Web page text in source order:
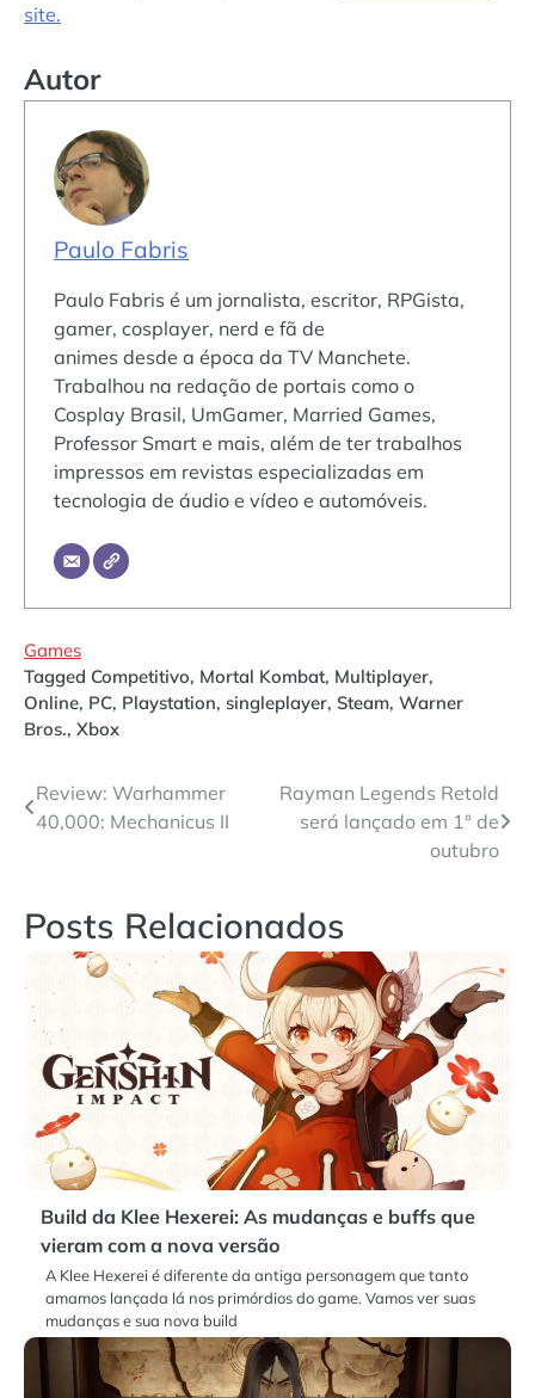
site.
Autor
Paulo Fabris
Paulo Fabris é um jornalista, escritor, RPGista,
gamer, cosplayer, nerd e fã de
animes desde a época da TV Manchete.
Trabalhou na redação de portais como o
Cosplay Brasil, UmGamer, Married Games,
Professor Smart e mais, além de ter trabalhos
impressos em revistas especializadas em
tecnologia de áudio e vídeo e automóveis.
Games
Tagged Competitivo, Mortal Kombat, Multiplayer,
Online, PC, Playstation, singleplayer, Steam, Warner
Bros., Xbox
Navegação
Review: Warhammer
40,000: Mechanicus II
Rayman Legends Retold
será lançado em 1° de
outubro
Posts Relacionados
Build da Klee Hexerei: As mudanças e buffs que
vieram com a nova versão
A Klee Hexerei é diferente da antiga personagem que tanto
amamos lançada lá nos primórdios do game. Vamos ver suas
mudanças e sua nova build